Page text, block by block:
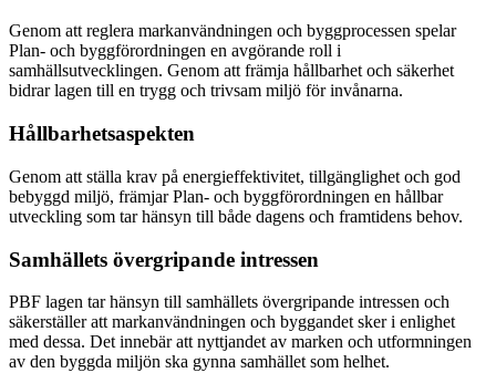
Genom att reglera markanvändningen och byggprocessen spelar
Plan- och byggförordningen en avgörande roll i
samhällsutvecklingen. Genom att främja hållbarhet och säkerhet
bidrar lagen till en trygg och trivsam miljö för invånarna.
Hållbarhetsaspekten
Genom att ställa krav på energieffektivitet, tillgänglighet och god
bebyggd miljö, främjar Plan- och byggförordningen en hållbar
utveckling som tar hänsyn till både dagens och framtidens behov.
Samhällets övergripande intressen
PBF lagen tar hänsyn till samhällets övergripande intressen och
säkerställer att markanvändningen och byggandet sker i enlighet
med dessa. Det innebär att nyttjandet av marken och utformningen
av den byggda miljön ska gynna samhället som helhet.